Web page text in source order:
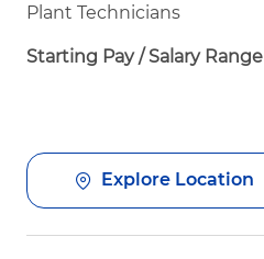
Plant Technicians
Starting Pay / Salary Range
Explore Location